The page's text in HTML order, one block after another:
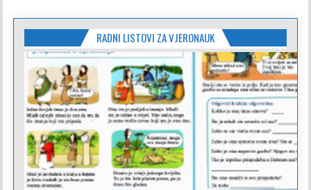
RADNI LISTOVI ZA VJERONAUK